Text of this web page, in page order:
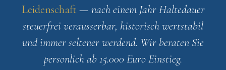
Leidenschaft — nach einem Jahr Haltedauer
steuerfrei verausserbar, historisch wertstabil
und immer seltener werdend. Wir beraten Sie
personlich ab 15.000 Euro Einstieg.